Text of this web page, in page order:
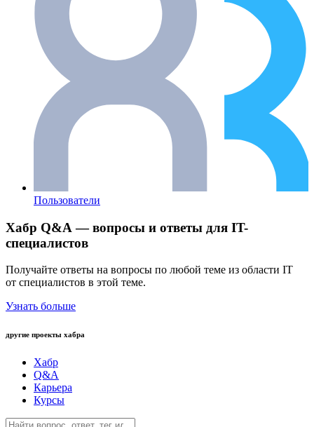
Пользователи
Хабр Q&A — вопросы и ответы для IT-
специалистов
Получайте ответы на вопросы по любой теме из области IT
от специалистов в этой теме.
Узнать больше
другие проекты хабра
Хабр
Q&A
Карьера
Курсы